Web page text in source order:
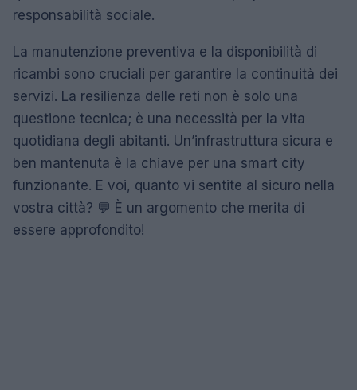
responsabilità sociale.
La manutenzione preventiva e la disponibilità di
ricambi sono cruciali per garantire la continuità dei
servizi. La resilienza delle reti non è solo una
questione tecnica; è una necessità per la vita
quotidiana degli abitanti. Un’infrastruttura sicura e
ben mantenuta è la chiave per una smart city
funzionante. E voi, quanto vi sentite al sicuro nella
vostra città? 💬 È un argomento che merita di
essere approfondito!